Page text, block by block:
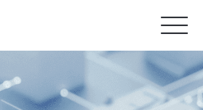
免費試用